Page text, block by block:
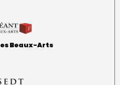
Beaux-Arts